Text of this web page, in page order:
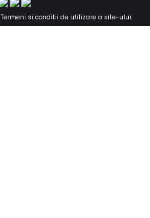
Termeni si conditii de utilizare a site-ului.